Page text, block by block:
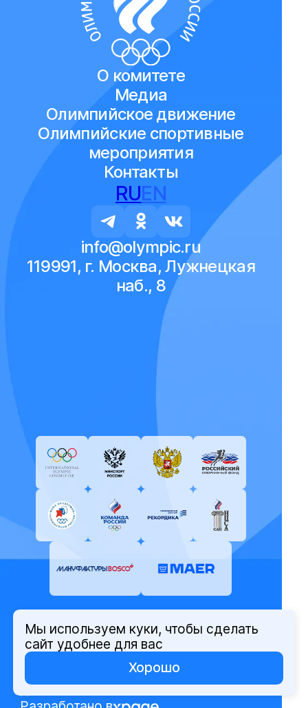
О комитете
Медиа
Олимпийское движение
Олимпийские спортивные
мероприятия
Контакты
RUEN
info@olympic.ru
119991, г. Москва, Лужнецкая
наб., 8
© Олимпийский комитет России,
2026
Политика защиты персональных
данных
Мы используем куки, чтобы сделать
сайт удобнее для вас
Хорошо